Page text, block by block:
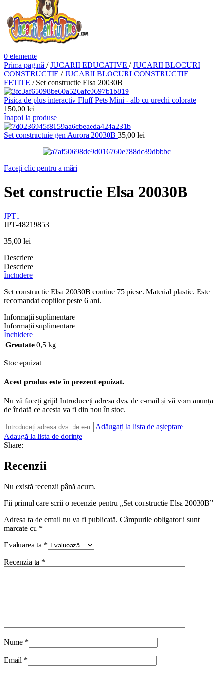
0 elemente
Prima pagină / JUCARII EDUCATIVE / JUCARII BLOCURI
CONSTRUCTIE / JUCARII BLOCURI CONSTRUCTIE
FETITE / Set constructie Elsa 20030B
Pisica de plus interactiv Fluff Pets Mini - alb cu urechi colorate
150,00 lei
Înapoi la produse
Set constructuie gen Aurora 20030B 35,00 lei
Faceți clic pentru a mări
Set constructie Elsa 20030B
JPT1
JPT-48219853
35,00 lei
Descriere
Descriere
Închidere
Set constructie Elsa 20030B contine 75 piese. Material plastic. Este
recomandat copiilor peste 6 ani.
Informații suplimentare
Informații suplimentare
Închidere
Greutate 0,5 kg
Stoc epuizat
Acest produs este în prezent epuizat.
Nu vă faceți griji! Introduceți adresa dvs. de e-mail și vă vom anunța
de îndată ce acesta va fi din nou în stoc.
Adăugați la lista de așteptare
Adaugă la lista de dorințe
Share:
Recenzii
Nu există recenzii până acum.
Fii primul care scrii o recenzie pentru „Set constructie Elsa 20030B”
Adresa ta de email nu va fi publicată. Câmpurile obligatorii sunt
marcate cu *
Evaluarea ta *
Recenzia ta *
Nume *
Email *